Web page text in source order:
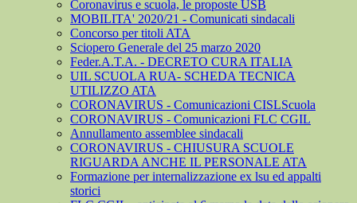
Coronavirus e scuola, le proposte USB
MOBILITA' 2020/21 - Comunicati sindacali
Concorso per titoli ATA
Sciopero Generale del 25 marzo 2020
Feder.A.T.A. - DECRETO CURA ITALIA
UIL SCUOLA RUA- SCHEDA TECNICA
UTILIZZO ATA
CORONAVIRUS - Comunicazioni CISLScuola
CORONAVIRUS - Comunicazioni FLC CGIL
Annullamento assemblee sindacali
CORONAVIRUS - CHIUSURA SCUOLE
RIGUARDA ANCHE IL PERSONALE ATA
Formazione per internalizzazione ex lsu ed appalti
storici